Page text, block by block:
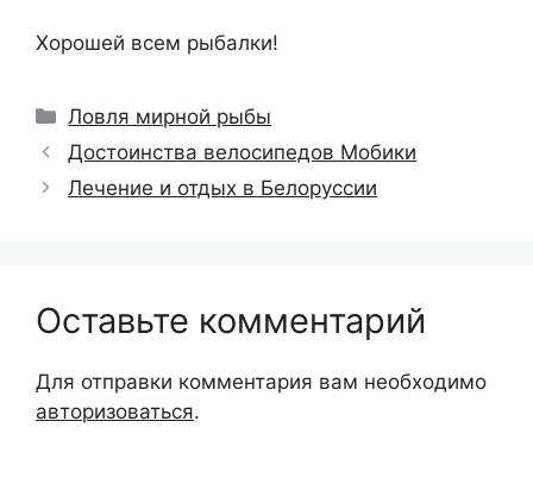
Хорошей всем рыбалки!
Рубрики
Ловля мирной рыбы
Достоинства велосипедов Мобики
Лечение и отдых в Белоруссии
Оставьте комментарий
Для отправки комментария вам необходимо
авторизоваться.